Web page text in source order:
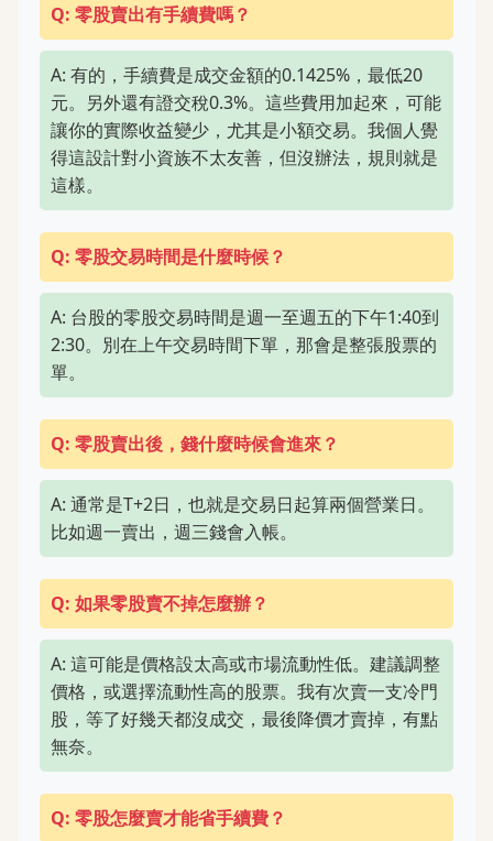
Q: 零股賣出有手續費嗎？
A: 有的，手續費是成交金額的0.1425%，最低20
元。另外還有證交稅0.3%。這些費用加起來，可能
讓你的實際收益變少，尤其是小額交易。我個人覺
得這設計對小資族不太友善，但沒辦法，規則就是
這樣。
Q: 零股交易時間是什麼時候？
A: 台股的零股交易時間是週一至週五的下午1:40到
2:30。別在上午交易時間下單，那會是整張股票的
單。
Q: 零股賣出後，錢什麼時候會進來？
A: 通常是T+2日，也就是交易日起算兩個營業日。
比如週一賣出，週三錢會入帳。
Q: 如果零股賣不掉怎麼辦？
A: 這可能是價格設太高或市場流動性低。建議調整
價格，或選擇流動性高的股票。我有次賣一支冷門
股，等了好幾天都沒成交，最後降價才賣掉，有點
無奈。
Q: 零股怎麼賣才能省手續費？